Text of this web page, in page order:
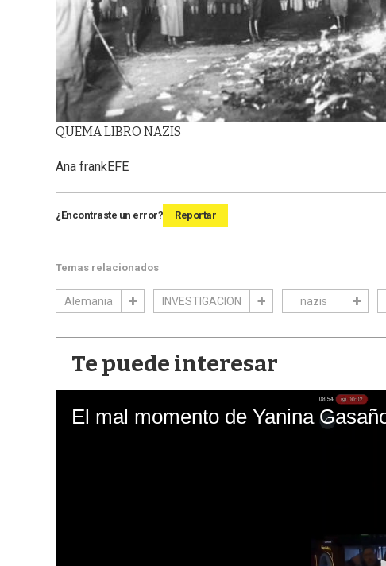
QUEMA LIBRO NAZIS
Ana frankEFE
¿Encontraste un error? Reportar
Temas relacionados
Alemania INVESTIGACION nazis
Te puede interesar